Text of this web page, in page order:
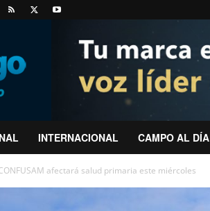
INTERNACIONAL CAMPO AL DÍA
afectará salud primaria este miércoles